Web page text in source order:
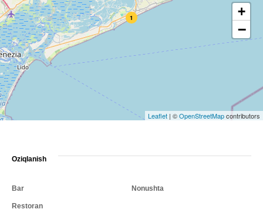
1 +
−
Leaflet | ©OpenStreetMapcontributors
Oziqlanish
Bar
Restoran
Nonushta